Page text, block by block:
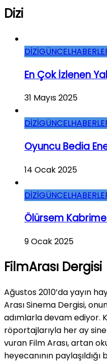
Dizi
DİZİGÜNCEL
En Çok İzlenen
31 Mayıs 2025
DİZİGÜNCEL
Oyuncu Bedia
14 Ocak 2025
DİZİGÜNCEL
Ölürsem
9 Ocak 2025
FilmArası Dergisi
Ağustos 2010’da yayın
Arası Sinema Dergisi,
adımlarla devam ediyor.
röportajlarıyla her ay
vuran Film Arası, artan
heyecanının